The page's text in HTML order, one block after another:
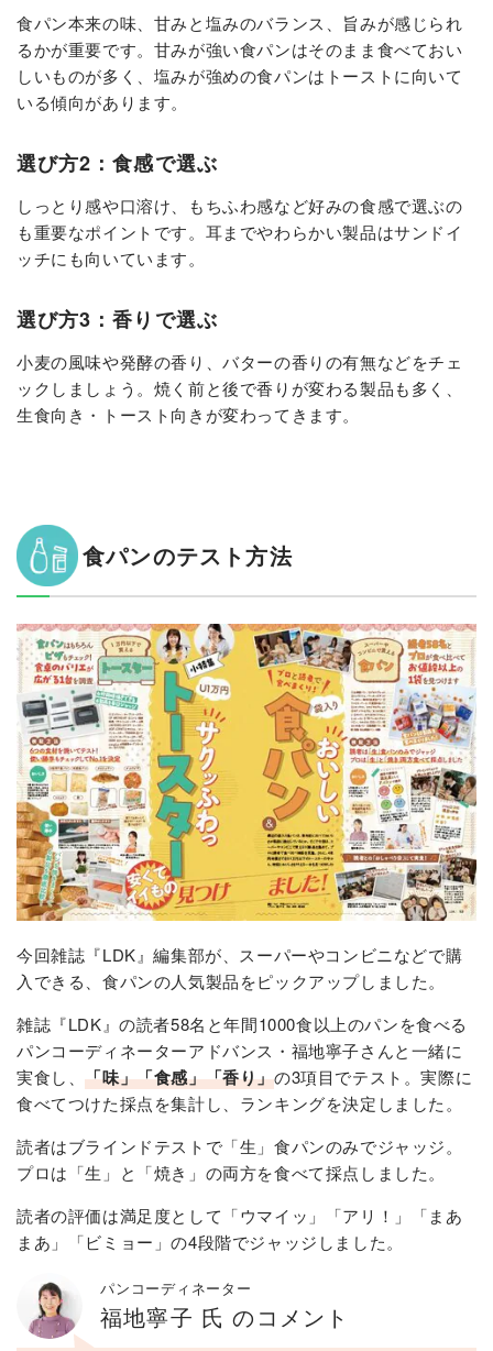
食パン本来の味、甘みと塩みのバランス、旨みが感じられ
るかが重要です。甘みが強い食パンはそのまま食べておい
しいものが多く、塩みが強めの食パンはトーストに向いて
いる傾向があります。
選び方2：食感で選ぶ
しっとり感や口溶け、もちふわ感など好みの食感で選ぶの
も重要なポイントです。耳までやわらかい製品はサンドイ
ッチにも向いています。
選び方3：香りで選ぶ
小麦の風味や発酵の香り、バターの香りの有無などをチェ
ックしましょう。焼く前と後で香りが変わる製品も多く、
生食向き・トースト向きが変わってきます。
食パンのテスト方法
今回雑誌『LDK』編集部が、スーパーやコンビニなどで購
入できる、食パンの人気製品をピックアップしました。
雑誌『LDK』の読者58名と年間1000食以上のパンを食べる
パンコーディネーターアドバンス・福地寧子さんと一緒に
実食し、「味」「食感」「香り」の3項目でテスト。実際に
食べてつけた採点を集計し、ランキングを決定しました。
読者はブラインドテストで「生」食パンのみでジャッジ。
プロは「生」と「焼き」の両方を食べて採点しました。
読者の評価は満足度として「ウマイッ」「アリ！」「まあ
まあ」「ビミョー」の4段階でジャッジしました。
パンコーディネーター
福地寧子 氏 のコメント